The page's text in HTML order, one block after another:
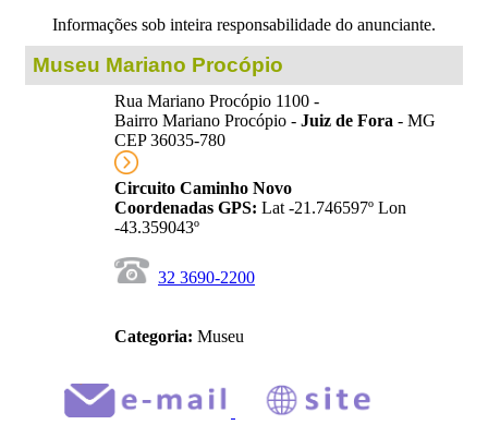
Informações sob inteira responsabilidade do anunciante.
Museu Mariano Procópio
Rua Mariano Procópio 1100 -
Bairro Mariano Procópio - Juiz de Fora - MG
CEP 36035-780
Circuito Caminho Novo
Coordenadas GPS: Lat -21.746597º Lon
-43.359043º
32 3690-2200
Categoria: Museu